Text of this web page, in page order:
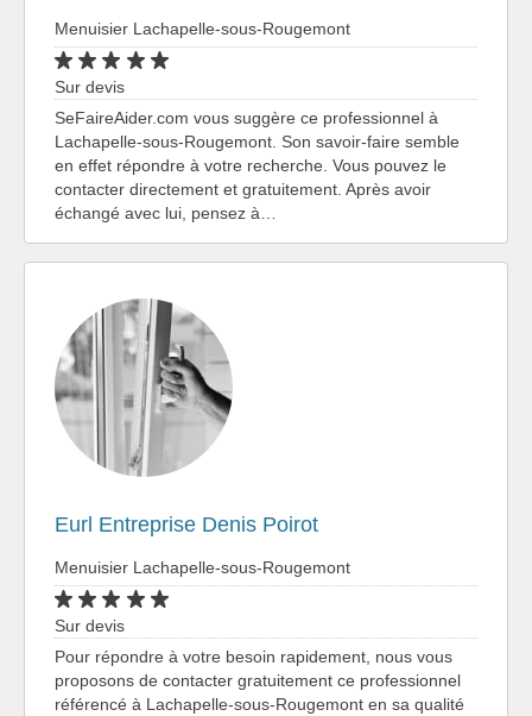
Menuisier Lachapelle-sous-Rougemont
Sur devis
SeFaireAider.com vous suggère ce professionnel à
Lachapelle-sous-Rougemont. Son savoir-faire semble
en effet répondre à votre recherche. Vous pouvez le
contacter directement et gratuitement. Après avoir
échangé avec lui, pensez à…
Eurl Entreprise Denis Poirot
Menuisier Lachapelle-sous-Rougemont
Sur devis
Pour répondre à votre besoin rapidement, nous vous
proposons de contacter gratuitement ce professionnel
référencé à Lachapelle-sous-Rougemont en sa qualité